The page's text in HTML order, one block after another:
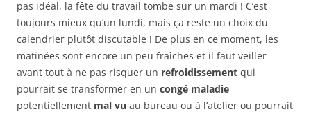
pas idéal, la fête du travail tombe sur un mardi ! C’est
toujours mieux qu’un lundi, mais ça reste un choix du
calendrier plutôt discutable ! De plus en ce moment, les
matinées sont encore un peu fraîches et il faut veiller
avant tout à ne pas risquer un refroidissement qui
pourrait se transformer en un congé maladie
potentiellement mal vu au bureau ou à l’atelier ou pourrait